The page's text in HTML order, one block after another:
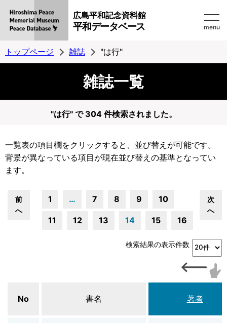
広島平和記念資料館
平和データベース menu
トップページ 雑誌 "は行"
雑誌一覧
"は行" で 304 件検索されました。
一覧表の項目欄をクリックすると、並び替えが可能です。
背景が異なっている項目が現在並び替えの基準となってい
ます。
前
へ
1 … 7 8 9 10
11 12 13 14 15 16
次
へ
検索結果の表示件数
No 書名 著者